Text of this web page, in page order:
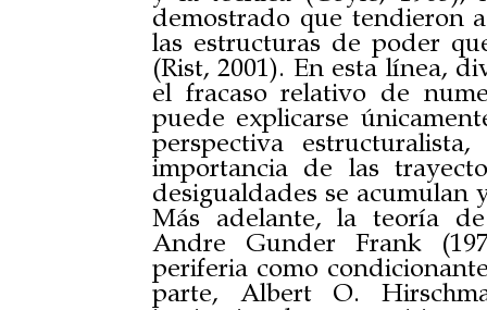
demostrado que tendieron
las estructuras de poder
(Rist, 2001). En esta línea,
el fracaso relativo de
puede explicarse
perspectiva
importancia de las
desigualdades se acumulan
Más adelante, la teoría
Andre Gunder Frank
periferia como
parte, Albert O.